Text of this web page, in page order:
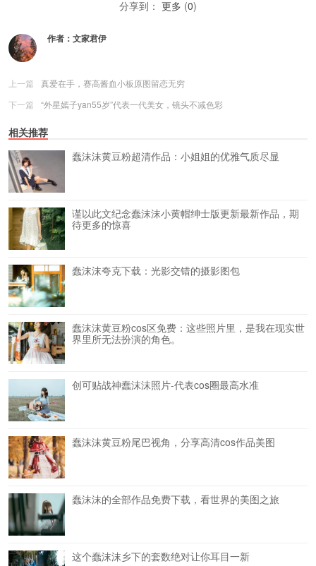
分享到： 更多 (0)
作者： 文家君伊
上一篇
真爱在手，赛高酱血小板原图留恋无穷
下一篇
“外星嫣子yan55岁”代表一代美女，镜头不减色彩
相关推荐
蠢沫沫黄豆粉超清作品：小姐姐的优雅气质尽显
谨以此文纪念蠢沫沫小黄帽绅士版更新最新作品，期
待更多的惊喜
蠢沫沫夸克下载：光影交错的摄影图包
蠢沫沫黄豆粉cos区免费：这些照片里，是我在现实世
界里所无法扮演的角色。
创可贴战神蠢沫沫照片-代表cos圈最高水准
蠢沫沫黄豆粉尾巴视角，分享高清cos作品美图
蠢沫沫的全部作品免费下载，看世界的美图之旅
这个蠢沫沫乡下的套数绝对让你耳目一新